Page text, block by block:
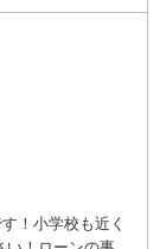
！小学校も近く